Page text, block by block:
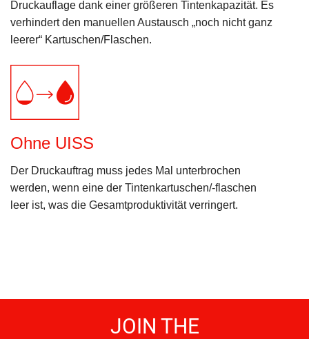
Druckauflage dank einer größeren Tintenkapazität. Es
verhindert den manuellen Austausch „noch nicht ganz
leerer“ Kartuschen/Flaschen.
Ohne UISS
Der Druckauftrag muss jedes Mal unterbrochen
werden, wenn eine der Tintenkartuschen/-flaschen
leer ist, was die Gesamtproduktivität verringert.
JOIN THE